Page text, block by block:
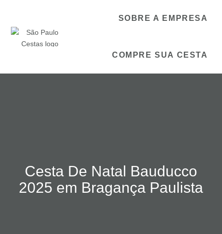
SOBRE A EMPRESA
COMPRE SUA CESTA
Cesta De Natal Bauducco
2025 em Bragança Paulista